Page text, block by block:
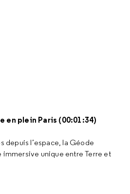
en plein Paris (00:01:34)
depuis l’espace, la Géode
unique entre Terre et